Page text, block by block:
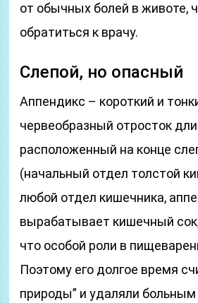
от обычных болей в животе,
обратиться к врачу.
Слепой, но опасный
Аппендикс – короткий и
червеобразный отросток
расположенный на конце
(начальный отдел толстой
любой отдел кишечника,
вырабатывает кишечный
что особой роли в
Поэтому его долгое время
природы” и удаляли больным